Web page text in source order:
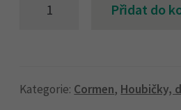
5ks
Přidat do
Kategorie: Cormen, Houbičky,